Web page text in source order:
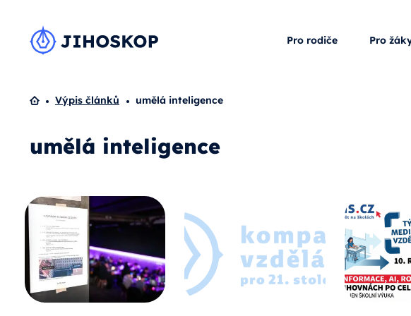
Pro rodiče Pro
Domů
Výpis článků umělá inteligence
umělá inteligence